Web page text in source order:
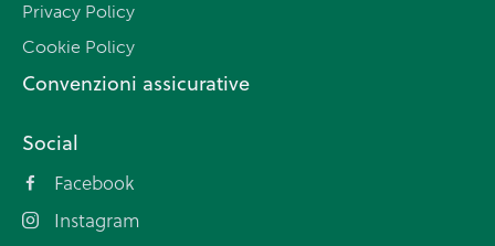
Privacy Policy
Cookie Policy
Convenzioni assicurative
Social
Facebook
Instagram